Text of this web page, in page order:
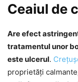
Ceaiul de
Are efect
tratamentul unor
este ulcerul.
proprietăți